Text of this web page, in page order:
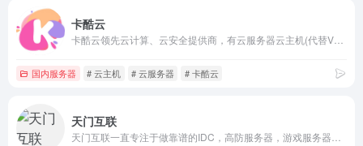
卡酷云
国内服务器 # 云主机 # 云服务器 # 卡酷云
天门互联